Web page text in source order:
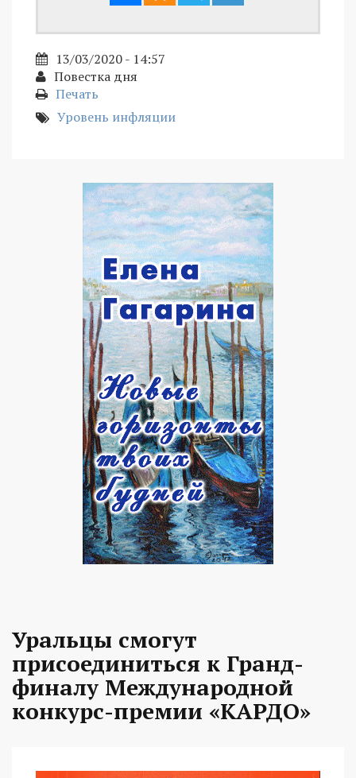
13/03/2020 - 14:57
Повестка дня
Печать
Уровень инфляции
Уральцы смогут
присоединиться к Гранд-
финалу Международной
конкурс-премии «КАРДО»